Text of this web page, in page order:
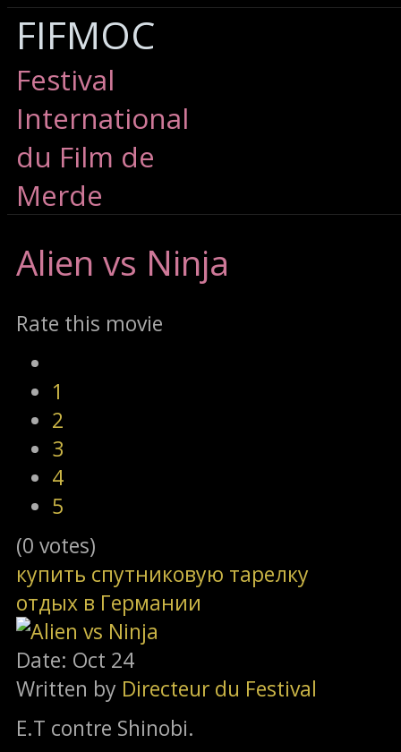
FIFMOC
Festival
International
du Film de
Merde
Alien vs Ninja
Rate this movie
1
2
3
4
5
(0 votes)
купить спутниковую тарелку
отдых в Германии
Date: Oct 24
Written by Directeur du Festival
E.T contre Shinobi.